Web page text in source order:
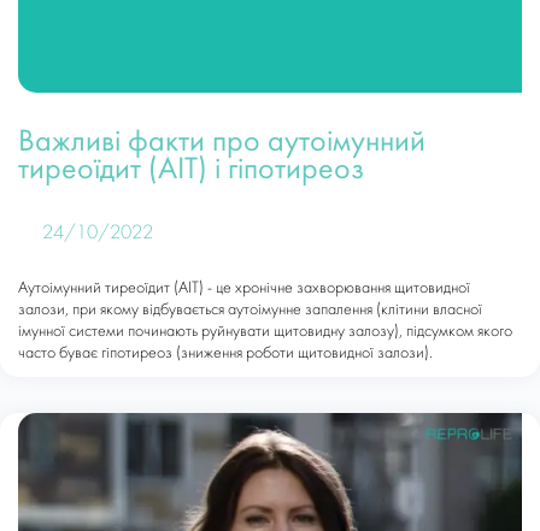
Важливі факти про аутоімунний
тиреоїдит (АІТ) і гіпотиреоз
24/10/2022
Аутоімунний тиреоїдит (АІТ) - це хронічне захворювання щитовидної
залози, при якому відбувається аутоімунне запалення (клітини власної
імунної системи починають руйнувати щитовидну залозу), підсумком якого
часто буває гіпотиреоз (зниження роботи щитовидної залози).